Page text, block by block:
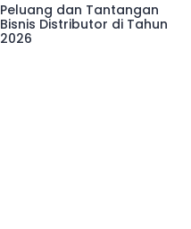
Peluang dan Tantangan
Bisnis Distributor di Tahun
2026